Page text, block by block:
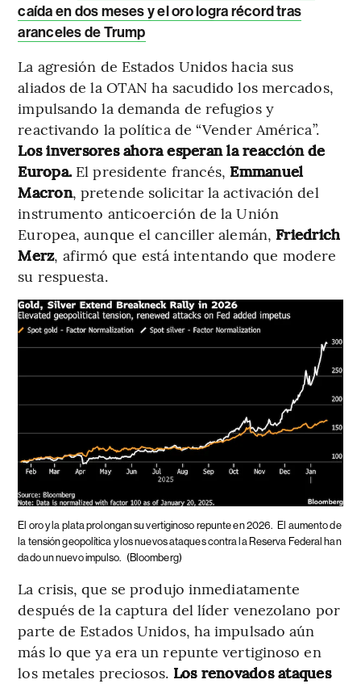
caída en dos meses y el oro logra récord tras
aranceles de Trump
La agresión de Estados Unidos hacia sus
aliados de la OTAN ha sacudido los mercados,
impulsando la demanda de refugios y
reactivando la política de “Vender América”.
Los inversores ahora esperan la reacción de
Europa. El presidente francés, Emmanuel
Macron, pretende solicitar la activación del
instrumento anticoerción de la Unión
Europea, aunque el canciller alemán, Friedrich
Merz, afirmó que está intentando que modere
su respuesta.
El oro y la plata prolongan su vertiginoso repunte en 2026. El aumento de
la tensión geopolítica y los nuevos ataques contra la Reserva Federal han
dado un nuevo impulso. (Bloomberg)
La crisis, que se produjo inmediatamente
después de la captura del líder venezolano por
parte de Estados Unidos, ha impulsado aún
más lo que ya era un repunte vertiginoso en
los metales preciosos. Los renovados ataques